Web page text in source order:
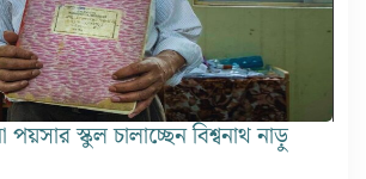
স্কুল চালাচ্ছেন বিশ্বনাথ নাড়ু